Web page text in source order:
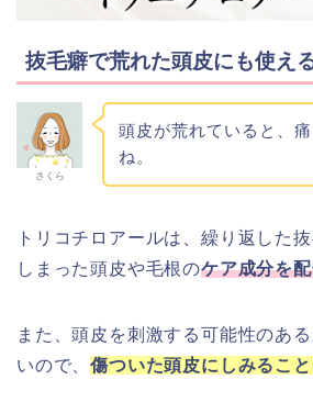
抜毛癖で荒れた頭皮にも使え
さくら
頭皮が荒れていると、
ね。
トリコチロアールは、繰り返した
しまった頭皮や毛根のケア成分を
また、頭皮を刺激する可能性のあ
いので、傷ついた頭皮にしみること